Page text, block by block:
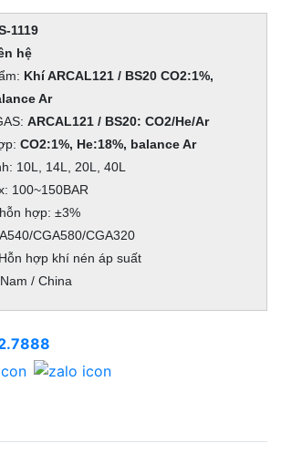
1119
hệ
Khí ARCAL121 / BS20 CO2:1%,
Ar
ARCAL121 / BS20: CO2/He/Ar
CO2:1%, He:18%, balance Ar
10L, 14L, 20L, 40L
100~150BAR
hợp: ±3%
CGA580/CGA320
hợp khí nén áp suất
/ China